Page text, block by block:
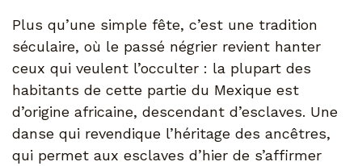
Plus qu’une simple fête, c’est une tradition
séculaire, où le passé négrier revient hanter
ceux qui veulent l’occulter : la plupart des
habitants de cette partie du Mexique est
d’origine africaine, descendant d’esclaves. Une
danse qui revendique l’héritage des ancêtres,
qui permet aux esclaves d’hier de s’affirmer